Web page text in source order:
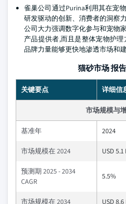
雀巢公司通过Purina利用其在宠
研发驱动的创新、消费者的洞察
公司大力强调数字化参与和宠物
产品提供者,而且是整体宠物护
品牌力量能够更快地渗透市场和建
猫砂市场 报
关键要点 详细信
市场规模与
基准年 2024
市场规模在 2024 USD
预测期 2025 - 2034
CAGR
5.5%
市场规模在 2034 USD